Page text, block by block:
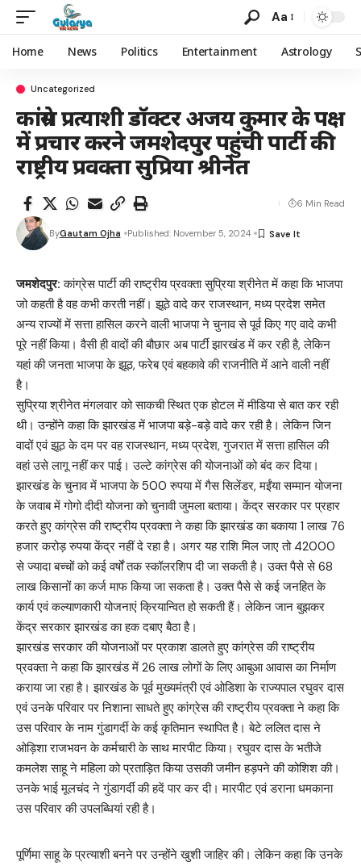
Aa
Home News Politics Entertainment Astrology
Uncategorized
कांग्रेस प्रत्याशी डॉक्टर अजय कुमार के पक्ष
में प्रचार करने जमशेदपुर पहुंची पार्टी की
राष्ट्रीय प्रवक्ता सुप्रिया श्रीनेत
ByGautam Ojha Published: November 5, 2024
6 Min Read
जमशेदपुर: कांग्रेस पार्टी की राष्ट्रीय प्रवक्ता सुप्रिया श्रीनेत में कहा कि भाजपा
जो कहती है वह कभी करती नहीं। झूठे वादे कर राजस्थान, मध्य प्रदेश समेत
अन्य राज्यों में सत्ता हासिल करने वाली भाजपा ने चुनाव से पूर्व किए गए वादे कभी
पूरे नहीं किया। वैसी ही वादों की बौछार अब पार्टी झारखंड में कर रही है, लेकिन
यहां की जनता भाजपा के झूठ, फरेब एवं बहकावे की राजनीति में आने वाली नहीं
है।
सुप्रिया श्रीनेत मंगलवार को साकची स्थित एक होटल में मीडिया से बात कर रही
थी। उन्होंने कहा कि झारखंड में भाजपा बड़े-बड़े वादे कर रही है। लेकिन जिन
वादों एवं झूठ के दम पर वह राजस्थान, मध्य प्रदेश, गुजरात में सत्ता हासिल की
वहां उसे लागू नहीं कर पाई। उल्टे कांग्रेस की योजनाओं को बंद कर दिया।
झारखंड के चुनाव में भाजपा के 500 रुपया में गैस सिलेंडर, मईंया सम्मान योजना
के जवाब में गोगो दीदी योजना को चुनावी जुमला बताया। केंद्र सरकार पर प्रहार
करते हुए कांग्रेस की राष्ट्रीय प्रवक्ता ने कहा कि झारखंड का बकाया 1 लाख 76
हजार करोड़ रुपया केंद्र नहीं दे रहा है। अगर यह राशि मिल जाए तो 42000
से ज्यादा बच्चों को कई वर्षों तक स्कॉलरशिप दी जा सकती है। उक्त पैसे से 68
लाख किसानों का कर्ज माफ किया जा सकता है। उक्त पैसे से कई जनहित के
कार्य एवं कल्याणकारी योजनाएं क्रियान्वित हो सकती हैं। लेकिन जान बुझकर
केंद्र सरकार झारखंड का हक दबाए बैठा है।
झारखंड सरकार की योजनाओं पर प्रकाश डालते हुए कांग्रेस की राष्ट्रीय
प्रवक्ता ने कहा कि झारखंड में 26 लाख लोगों के लिए आबुआ आवास का निर्माण
कराया जा रहा है। झारखंड के पूर्व मुख्यमंत्री एवं ओडिशा के राज्यपाल रघुवर दास
एवं उनके परिवार पर निशाना साधते हुए कांग्रेस की राष्ट्रीय प्रवक्ता ने कहा कि
उस परिवार के नाम गुंडागर्दी के कई कृतिमान स्थापित है। बेटे ललित दास ने
ओड़िशा राजभवन के कर्मचारी के साथ मारपीट किया। रघुवर दास के भतीजे
कमलेश साहू ने महिला को प्रताड़ित किया उसकी जमीन हड़पने की कोशिश की।
उनके भाई मूलचंद ने गुंडागर्दी की हदें पार कर दी। मारपीट एवं डराना धमकाना
उस परिवार की उपलब्धियां रही है।
पूर्णिमा साहू के प्रत्याशी बनने पर उन्होंने खुशी जाहिर की। लेकिन कहा कि उनके